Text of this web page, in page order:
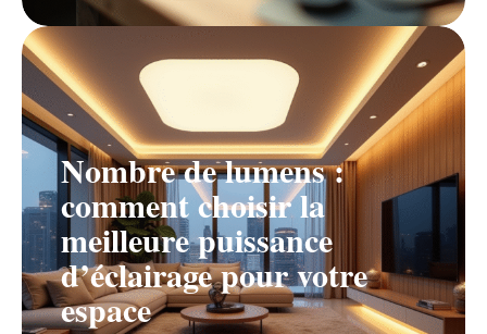
Nombre de lumens :
comment choisir la
meilleure puissance
d’éclairage pour votre
espace